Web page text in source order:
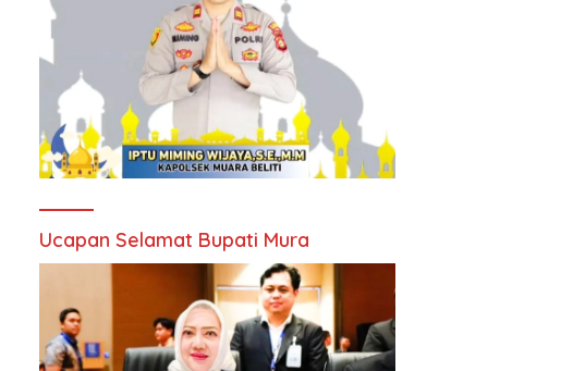
Ucapan Selamat Bupati Mura